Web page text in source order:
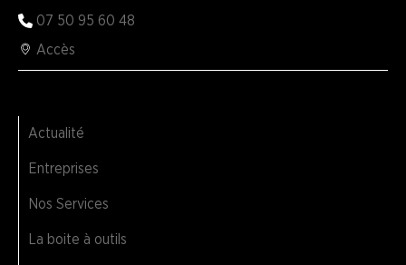
07 50 95 60 48
Accès
Actualité
Entreprises
Nos Services
La boite à outils